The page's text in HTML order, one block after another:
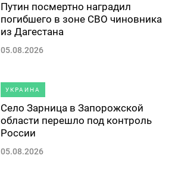
Путин посмертно наградил
погибшего в зоне СВО чиновника
из Дагестана
05.08.2026
УКРАИНА
Село Зарница в Запорожской
области перешло под контроль
России
05.08.2026